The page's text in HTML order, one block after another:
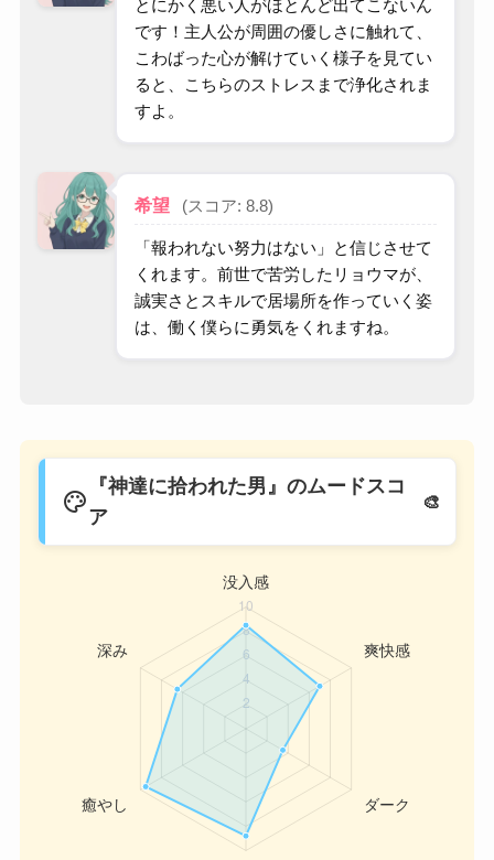
とにかく悪い人がほとんど出てこないん
です！主人公が周囲の優しさに触れて、
こわばった心が解けていく様子を見てい
ると、こちらのストレスまで浄化されま
すよ。
希望 (スコア: 8.8)
「報われない努力はない」と信じさせて
くれます。前世で苦労したリョウマが、
誠実さとスキルで居場所を作っていく姿
は、働く僕らに勇気をくれますね。
palette
『神達に拾われた男』のムードスコ
ア